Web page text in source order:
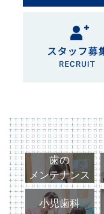
歯の
メンテナンス
小児歯科